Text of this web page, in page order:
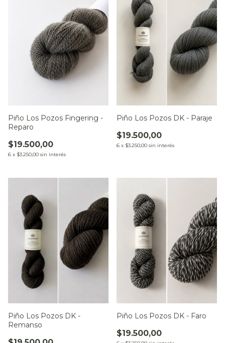
Piño Los Pozos Fingering -
Reparo
$19.500,00
6 x $3.250,00 sin interés
Piño Los Pozos DK - Paraje
$19.500,00
6 x $3.250,00 sin interés
Piño Los Pozos DK -
Remanso
Piño Los Pozos DK - Faro
$19.500,00